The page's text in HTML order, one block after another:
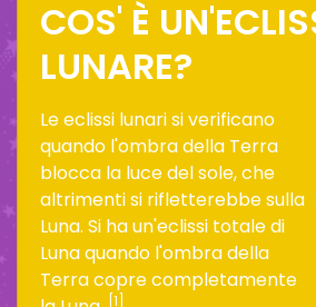
COS' È
LUNARE?
Le eclissi lunari si verificano
quando l'ombra della Terra
blocca la luce del sole, che
altrimenti si rifletterebbe sulla
Luna. Si ha un'eclissi totale di
Luna quando l'ombra della
Terra copre completamente
[1]